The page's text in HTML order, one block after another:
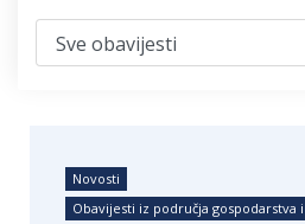
Novosti
Obavijesti iz područja